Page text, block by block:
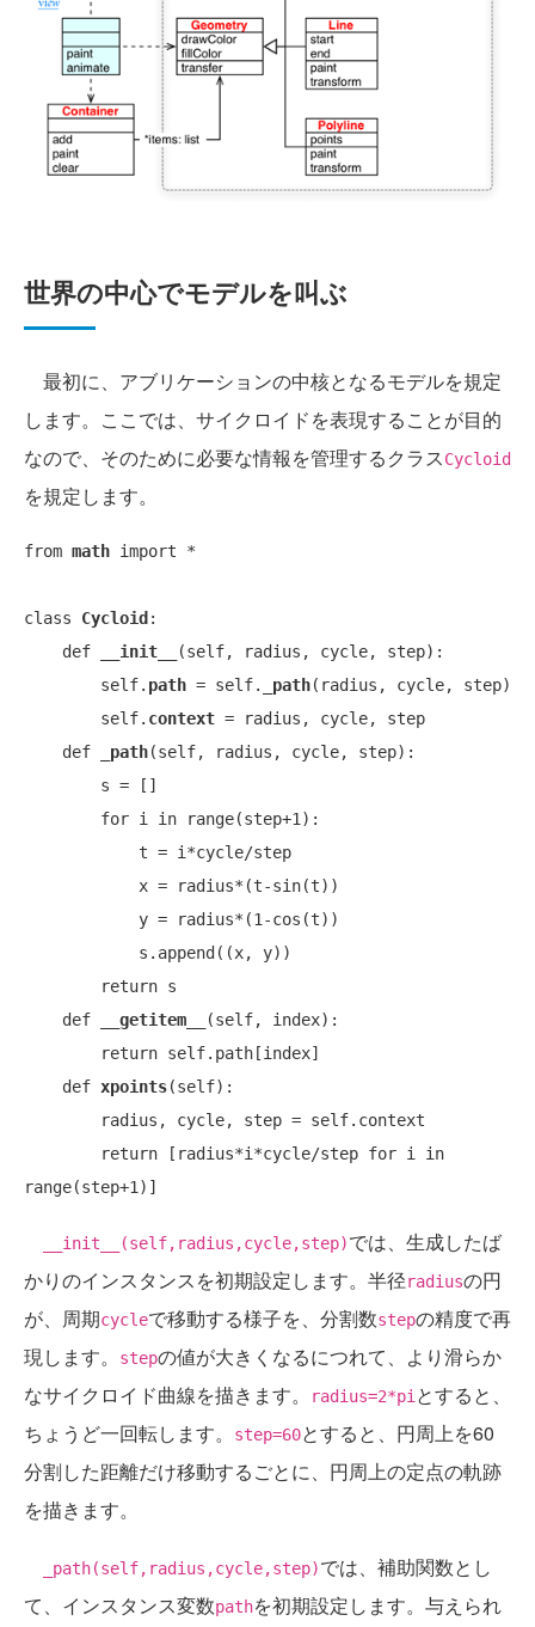
世界の中心でモデルを叫ぶ
最初に、アブリケーションの中核となるモデルを規定
します。ここでは、サイクロイドを表現することが目的
なので、そのために必要な情報を管理するクラスCycloid
を規定します。
from math import *
class Cycloid :
    def
__init__
(self, radius, cycle, step):
        self.
path = self. _path(radius, cycle, step)
        self.
context = radius, cycle, step
    def
_path(self, radius, cycle, step):
    def
__getitem__
(self, index):
    def
xpoints(self):
__init__(self,radius,cycle,step)では、生成したば
かりのインスタンスを初期設定します。半径radiusの円
が、周期cycleで移動する様子を、分割数stepの精度で再
現します。
stepの値が大きくなるにつれて、より滑らか
なサイクロイド曲線を描きます。
radius=2*pi とすると、
ちょうど一回転します。
step=60とすると、円周上を60
分割した距離だけ移動するごとに、円周上の定点の軌跡
を描きます。
_path(self,radius,cycle,step)では、補助関数とし
て、インスタンス変数pathを初期設定します。与えられ